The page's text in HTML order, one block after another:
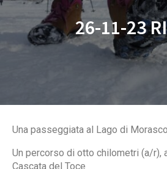
26-11-23
Una passeggiata al Lago di
Un percorso di otto chilometri (a/r),
Cascata del Toce